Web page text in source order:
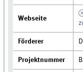
Webseite
Förderer
Projektnummer